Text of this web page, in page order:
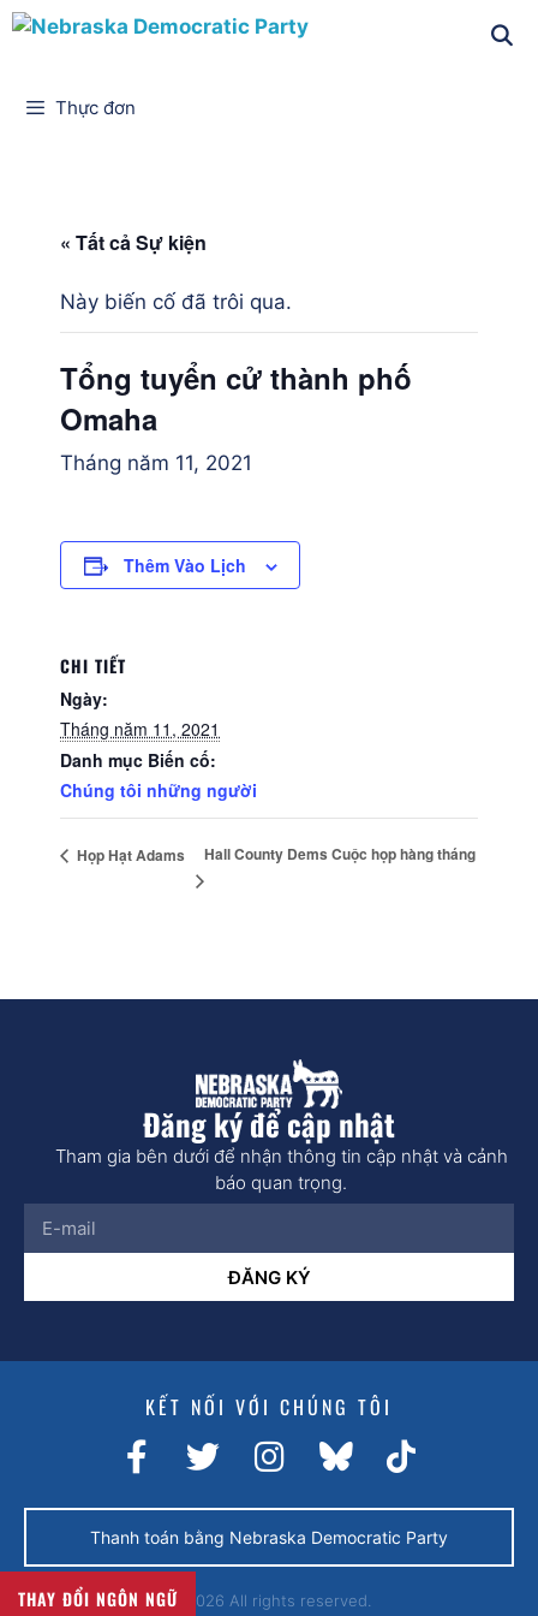
Thực đơn
« Tất cả Sự kiện
Này biến cố đã trôi qua.
Tổng tuyển cử thành phố
Omaha
Tháng năm 11, 2021
Thêm Vào Lịch
CHI TIẾT
Ngày:
Tháng năm 11, 2021
Danh mục Biến cố:
Chúng tôi những người
Họp Hạt Adams Hall County Dems Cuộc họp hàng tháng
Đăng ký để cập nhật
Tham gia bên dưới để nhận thông tin cập nhật và cảnh
báo quan trọng.
ĐĂNG KÝ
KẾT NỐI VỚI CHÚNG TÔI
Thanh toán bằng Nebraska Democratic Party
© 2026 All rights reserved.
THAY ĐỔI NGÔN NGỮ